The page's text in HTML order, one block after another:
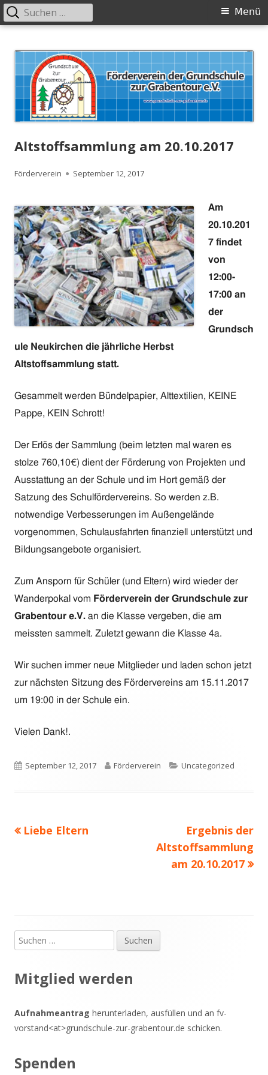
zum
Primäres
Menü
Suchen
nach:
Altstoffsammlung am 20.10.2017
Autor
Förderverein
Veröffentlicht
September 12, 2017
Am
20.10.201
7 findet
von
12:00-
17:00 an
der
Grundsch
ule Neukirchen die jährliche Herbst
Altstoffsammlung statt.
Gesammelt werden Bündelpapier, Alttextilien, KEINE
Pappe, KEIN Schrott!
Der Erlös der Sammlung (beim letzten mal waren es
stolze 760,10€) dient der Förderung von Projekten und
Ausstattung an der Schule und im Hort gemäß der
Satzung des Schulfördervereins. So werden z.B.
notwendige Verbesserungen im Außengelände
vorgenommen, Schulausfahrten finanziell unterstützt und
Bildungsangebote organisiert.
Zum Ansporn für Schüler (und Eltern) wird wieder der
Wanderpokal vom Förderverein der Grundschule zur
Grabentour e.V. an die Klasse vergeben, die am
meissten sammelt. Zuletzt gewann die Klasse 4a.
Wir suchen immer neue Mitglieder und laden schon jetzt
zur nächsten Sitzung des Fördervereins am 15.11.2017
um 19:00 in der Schule ein.
Vielen Dank!.
Veröffentlicht
September 12, 2017 Autor
Förderverein Kategorien
Uncategorized
Beitragsnavigation
Vorheriger
Liebe Eltern
Nächster
Beitrag
Ergebnis der
Altstoffsammlung
am 20.10.2017
Haupt-
Seitenleiste
Suchen
nach:
Mitglied werden
Aufnahmeantrag herunterladen, ausfüllen und an fv-
vorstand<at>grundschule-zur-grabentour.de schicken.
Spenden